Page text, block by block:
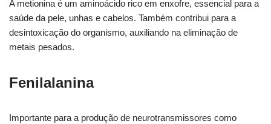
A metionina é um aminoácido rico em enxofre, essencial para a
saúde da pele, unhas e cabelos. Também contribui para a
desintoxicação do organismo, auxiliando na eliminação de
metais pesados.
Fenilalanina
Importante para a produção de neurotransmissores como